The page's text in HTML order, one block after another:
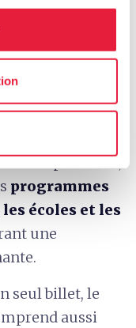
et les
artistique de
ne sont pas
mais des
des expositions,
programmes
écoles et les
une
seul billet, le
aussi